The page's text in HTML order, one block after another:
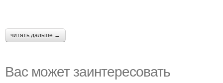
читать дальше →
Вас может заинтересовать